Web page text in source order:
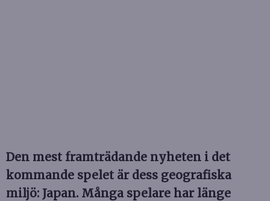
Den mest framträdande nyheten i det
kommande spelet är dess geografiska
miljö: Japan. Många spelare har länge